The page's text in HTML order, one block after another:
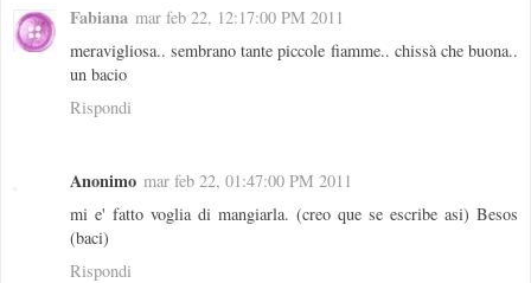
Fabiana mar feb 22, 12:17:00 PM 2011
meravigliosa.. sembrano tante piccole fiamme.. chissà che buona..
un bacio
Rispondi
Anonimo mar feb 22, 01:47:00 PM 2011
mi e' fatto voglia di mangiarla. (creo que se escribe asi) Besos
(baci)
Rispondi